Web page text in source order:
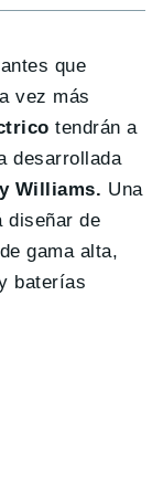
que
vez más
tendrán a
desarrollada
Williams. Una
diseñar de
gama alta,
baterías